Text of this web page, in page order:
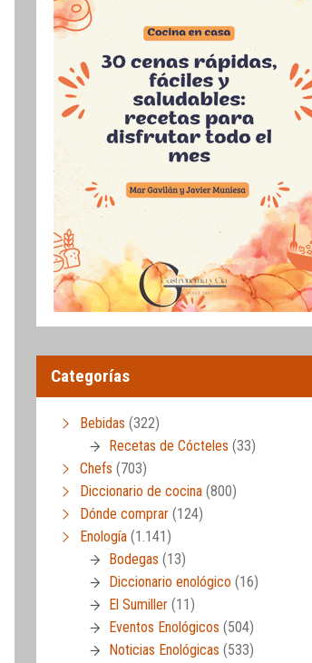
Categorías
Bebidas (322)
Recetas de Cócteles (33)
Chefs (703)
Diccionario de cocina (800)
Dónde comprar (124)
Enología (1.141)
Bodegas (13)
Diccionario enológico (16)
El Sumiller (11)
Eventos Enológicos (504)
Noticias Enológicas (533)